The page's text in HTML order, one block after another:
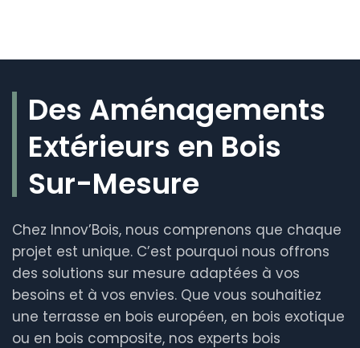
Des Aménagements
Extérieurs en Bois
Sur-Mesure
Chez Innov’Bois, nous comprenons que chaque
projet est unique. C’est pourquoi nous offrons
des solutions sur mesure adaptées à vos
besoins et à vos envies. Que vous souhaitiez
une terrasse en bois européen, en bois exotique
ou en bois composite, nos experts bois